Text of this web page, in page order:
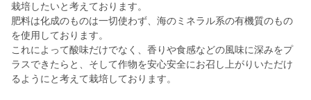
栽培したいと考えております。
肥料は化成のものは一切使わず、海のミネラル系の有機質のもの
を使用しております。
これによって酸味だけでなく、香りや食感などの風味に深みをプ
ラスできたらと、そして作物を安心安全にお召し上がりいただけ
るようにと考えて栽培しております。